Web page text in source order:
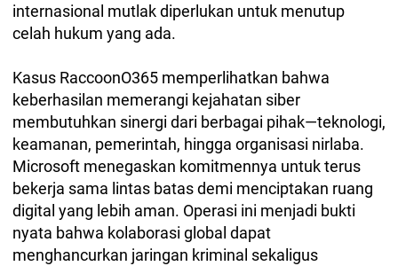
internasional mutlak diperlukan untuk menutup
celah hukum yang ada.
Kasus RaccoonO365 memperlihatkan bahwa
keberhasilan memerangi kejahatan siber
membutuhkan sinergi dari berbagai pihak—teknologi,
keamanan, pemerintah, hingga organisasi nirlaba.
Microsoft menegaskan komitmennya untuk terus
bekerja sama lintas batas demi menciptakan ruang
digital yang lebih aman. Operasi ini menjadi bukti
nyata bahwa kolaborasi global dapat
menghancurkan jaringan kriminal sekaligus